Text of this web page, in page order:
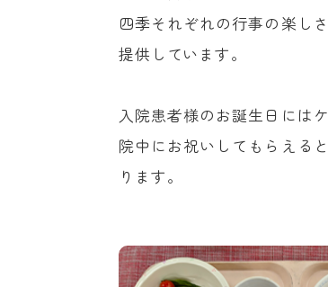
四季それぞれの行事の楽し
提供しています。
入院患者様のお誕生日には
院中にお祝いしてもらえる
ります。